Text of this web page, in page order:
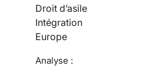
Droit d’asile
Intégration
Europe
Analyse :